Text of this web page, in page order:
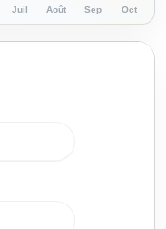
Juil Août Sep Oct